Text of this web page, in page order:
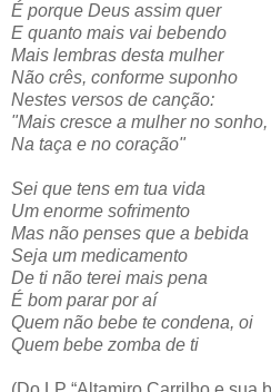
É porque Deus assim quer
E quanto mais vai bebendo
Mais lembras desta mulher
Não crês, conforme suponho
Nestes versos de canção:
"Mais cresce a mulher no
Na taça e no coração"
Sei que tens em tua vida
Um enorme sofrimento
Mas não penses que a bebida
Seja um medicamento
De ti não terei mais pena
É bom parar por aí
Quem não bebe te condena, oi
Quem bebe zomba de ti